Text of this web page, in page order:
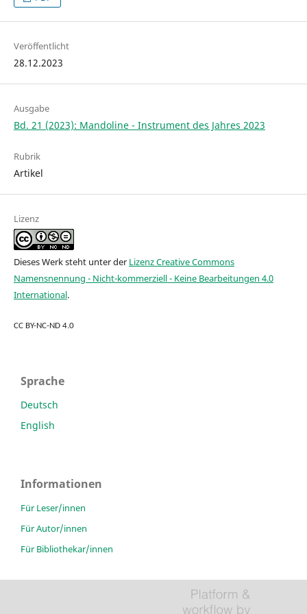
Veröffentlicht
28.12.2023
Ausgabe
Bd. 21 (2023): Mandoline - Instrument des Jahres 2023
Rubrik
Artikel
Lizenz
Dieses Werk steht unter der Lizenz Creative Commons
Namensnennung - Nicht-kommerziell - Keine Bearbeitungen 4.0
International.
CC BY-NC-ND 4.0
Sprache
Deutsch
English
Informationen
Für Leser/innen
Für Autor/innen
Für Bibliothekar/innen